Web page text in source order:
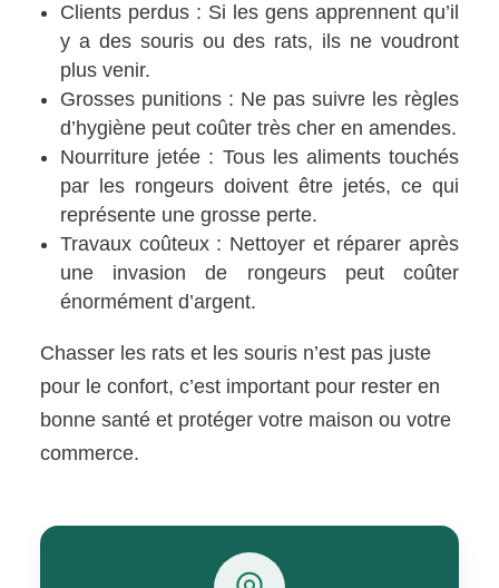
Clients perdus : Si les gens apprennent qu’il
y a des souris ou des rats, ils ne voudront
plus venir.
Grosses punitions : Ne pas suivre les règles
d’hygiène peut coûter très cher en amendes.
Nourriture jetée : Tous les aliments touchés
par les rongeurs doivent être jetés, ce qui
représente une grosse perte.
Travaux coûteux : Nettoyer et réparer après
une invasion de rongeurs peut coûter
énormément d’argent.
Chasser les rats et les souris n’est pas juste
pour le confort, c’est important pour rester en
bonne santé et protéger votre maison ou votre
commerce.